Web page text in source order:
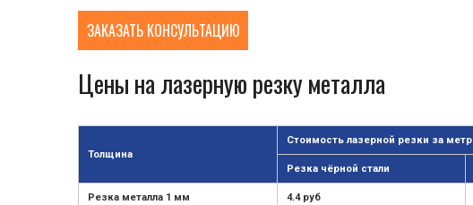
ЗАКАЗАТЬ КОНСУЛЬТАЦИЮ
Цены на лазерную резку металла
Толщина
Стоимость лазерной резки за метр
Резка чёрной стали
Резка металла 1 мм 4.4 руб